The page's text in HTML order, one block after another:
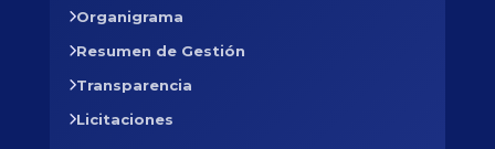
Organigrama
Resumen de Gestión
Transparencia
Licitaciones